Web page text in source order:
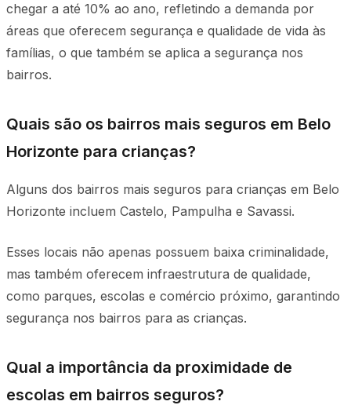
chegar a até 10% ao ano, refletindo a demanda por
áreas que oferecem segurança e qualidade de vida às
famílias, o que também se aplica a segurança nos
bairros.
Quais são os bairros mais seguros em Belo
Horizonte para crianças?
Alguns dos bairros mais seguros para crianças em Belo
Horizonte incluem Castelo, Pampulha e Savassi.
Esses locais não apenas possuem baixa criminalidade,
mas também oferecem infraestrutura de qualidade,
como parques, escolas e comércio próximo, garantindo
segurança nos bairros para as crianças.
Qual a importância da proximidade de
escolas em bairros seguros?